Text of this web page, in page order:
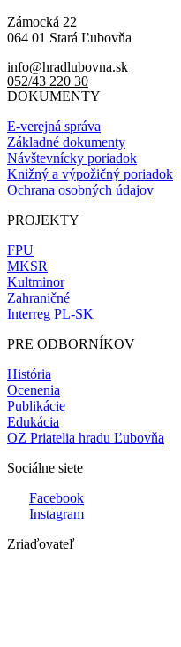
Zámocká 22
064 01 Stará Ľubovňa
info@hradlubovna.sk
052/43 220 30
DOKUMENTY
E-verejná správa
Základné dokumenty
Návštevnícky poriadok
Knižný a výpožičný poriadok
Ochrana osobných údajov
PROJEKTY
FPU
MKSR
Kultminor
Zahraničné
Interreg PL-SK
PRE ODBORNÍKOV
História
Ocenenia
Publikácie
Edukácia
OZ Priatelia hradu Ľubovňa
Sociálne siete
Facebook
Instagram
Zriaďovateľ